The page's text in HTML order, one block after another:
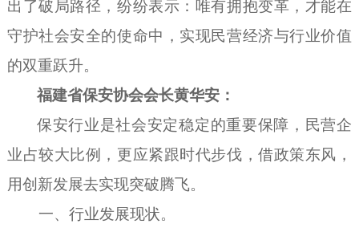
出了破局路径，纷纷表示：唯有拥抱变革，才能在
守护社会安全的使命中，实现民营经济与行业价值
的双重跃升。
福建省保安协会会长黄华安：
保安行业是社会安定稳定的重要保障，民营企
业占较大比例，更应紧跟时代步伐，借政策东风，
用创新发展去实现突破腾飞。
一、行业发展现状。